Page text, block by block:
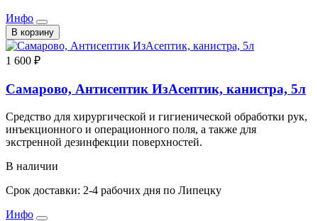
Инфо
В корзину
1 600 ₽
Самарово, Антисептик ИзАсептик, канистра, 5л
Средство для хирургической и гигиенической обработки рук,
инъекционного и операционного поля, а также для
экстренной дезинфекции поверхностей.
В наличии
Срок доставки: 2-4 рабочих дня по Липецку
Инфо